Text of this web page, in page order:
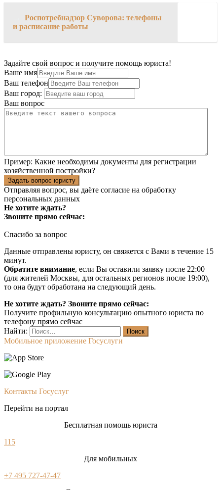
Роспотребнадзор Суворова: телефоны
и расписание работы
Задайте свой вопрос и получите помощь юриста!
Ваше имя
Ваш телефон
Ваш город:
Ваш вопрос
Пример: Какие необходимы документы для регистрации
хозяйственной постройки?
Задать вопрос юристу
Отправляя вопрос, вы даёте согласие на обработку
персональных данных
Не хотите ждать?
Звоните прямо сейчас:
Спасибо за вопрос
Данные отправлены юристу, он свяжется с Вами в течение 15
минут.
Обратите внимание, если Вы оставили заявку после 22:00
(для жителей Москвы, для остальных регионов после 19:00),
то она будут обработана на следующий день.
Не хотите ждать? Звоните прямо сейчас:
Получите профильную консультацию опытного юриста по
телефону прямо сейчас
Найти:
Мобильное приложение Госуслуги
Контакты Госуслуг
Перейти на портал
Бесплатная помощь юриста
115
Для мобильных
+7 495 727-47-47